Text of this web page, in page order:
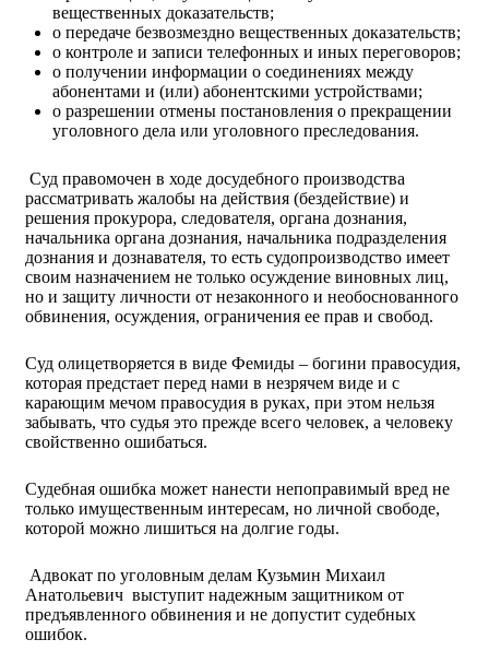
вещественных доказательств;
о передаче безвозмездно вещественных доказательств;
о контроле и записи телефонных и иных переговоров;
о получении информации о соединениях между
абонентами и (или) абонентскими устройствами;
о разрешении отмены постановления о прекращении
уголовного дела или уголовного преследования.
Суд правомочен в ходе досудебного производства
рассматривать жалобы на действия (бездействие) и
решения прокурора, следователя, органа дознания,
начальника органа дознания, начальника подразделения
дознания и дознавателя, то есть судопроизводство имеет
своим назначением не только осуждение виновных лиц,
но и защиту личности от незаконного и необоснованного
обвинения, осуждения, ограничения ее прав и свобод.
Суд олицетворяется в виде Фемиды – богини правосудия,
которая предстает перед нами в незрячем виде и с
карающим мечом правосудия в руках, при этом нельзя
забывать, что судья это прежде всего человек, а человеку
свойственно ошибаться.
Судебная ошибка может нанести непоправимый вред не
только имущественным интересам, но личной свободе,
которой можно лишиться на долгие годы.
Адвокат по уголовным делам Кузьмин Михаил
Анатольевич выступит надежным защитником от
предъявленного обвинения и не допустит судебных
ошибок.